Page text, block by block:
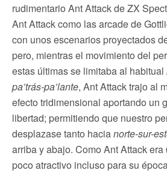
rudimentario Ant Attack de ZX
Ant Attack como las arcade de
con unos escenarios proyectados
pero, mientras el movimiento del
estas últimas se limitaba al habitual
pa’trás-pa’lante, Ant Attack trajo al
efecto tridimensional aportando un
libertad; permitiendo que nuestro
desplazase tanto hacianorte-sur-
arriba y abajo. Como Ant Attack era
poco atractivo incluso para su